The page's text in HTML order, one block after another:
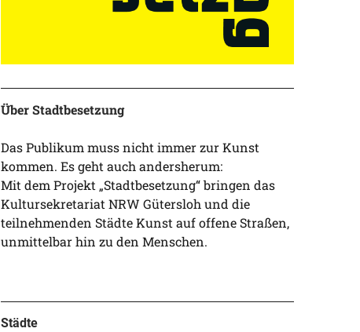
Über Stadtbesetzung
Das Publikum muss nicht immer zur Kunst
kommen. Es geht auch andersherum:
Mit dem Projekt „Stadtbesetzung“ bringen das
Kultursekretariat NRW Gütersloh und die
teilnehmenden Städte Kunst auf offene Straßen,
unmittelbar hin zu den Menschen.
Städte